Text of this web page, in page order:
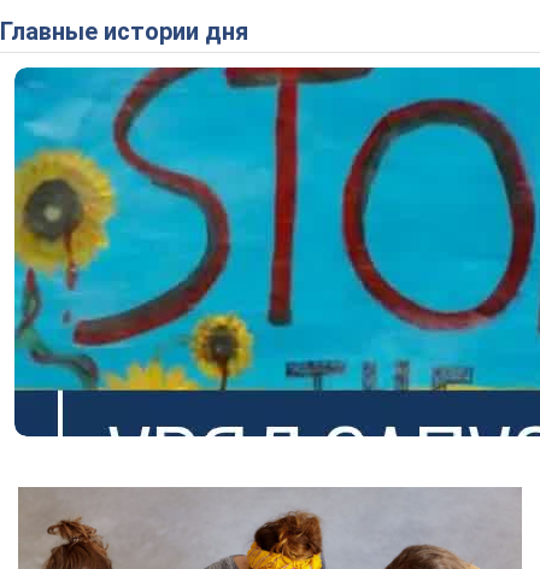
Главные истории дня